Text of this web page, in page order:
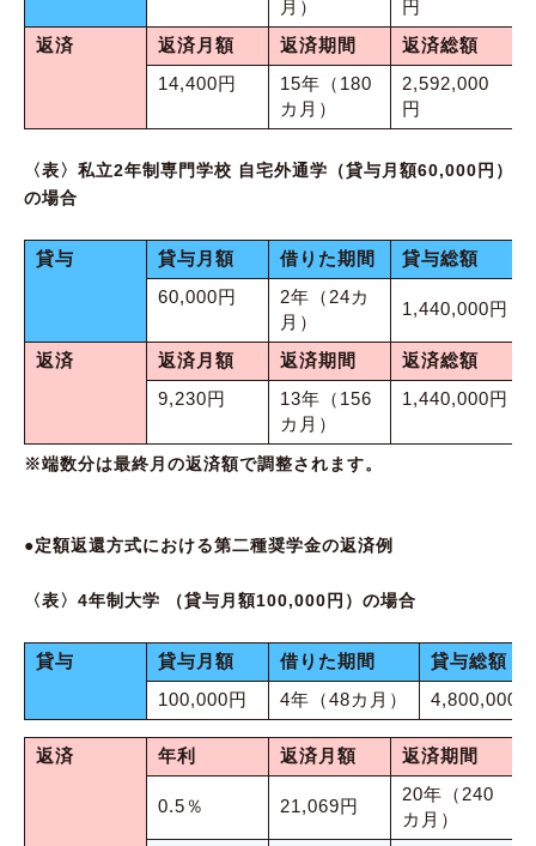
月）
円
返済
返済月額 返済期間
返済総額
14,400円
15年（180
カ月）
2,592,000
円
〈表〉私立2年制専門学校 自宅外通学（貸与月額60,000円）
の場合
貸与 貸与月額 借りた期間
貸与総額
60,000円
2年（24カ
月）
1,440,000円
返済 返済月額 返済期間
返済総額
9,230円
13年（156
カ月）
1,440,000円
※端数分は最終月の返済額で調整されます。
●定額返還方式における第二種奨学金の返済例
〈表〉4年制大学 （貸与月額100,000円）の場合
貸与 貸与月額 借りた期間
貸与総額
100,000円
4年（48カ月） 4,800,000円
返済 年利 返済月額 返済期間
0.5％ 21,069円
20年（240
カ月）